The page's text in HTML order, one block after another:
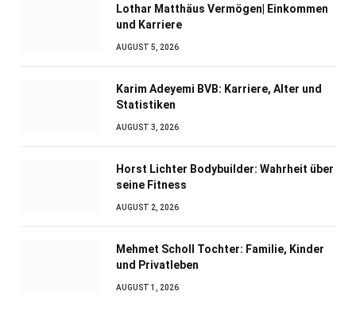
Lothar Matthäus Vermögen| Einkommen
und Karriere
AUGUST 5, 2026
Karim Adeyemi BVB: Karriere, Alter und
Statistiken
AUGUST 3, 2026
Horst Lichter Bodybuilder: Wahrheit über
seine Fitness
AUGUST 2, 2026
Mehmet Scholl Tochter: Familie, Kinder
und Privatleben
AUGUST 1, 2026